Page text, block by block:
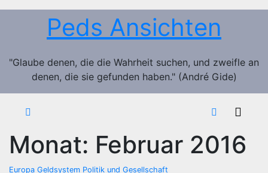
Zum
Peds Ansichten
"Glaube denen, die die Wahrheit suchen, und zweifle an
denen, die sie gefunden haben." (André Gide)
Monat: Februar 2016
Europa Geldsystem Politik und Gesellschaft